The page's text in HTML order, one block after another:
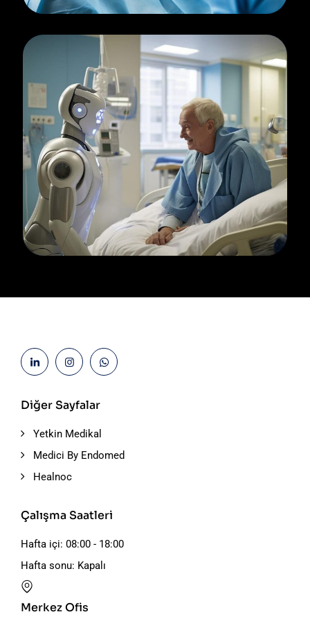
Research
Orthopaedic Surgery
Diğer Sayfalar
Yetkin Medikal
Medici By Endomed
Healnoc
Çalışma Saatleri
Hafta içi: 08:00 - 18:00
Hafta sonu: Kapalı
Merkez Ofis